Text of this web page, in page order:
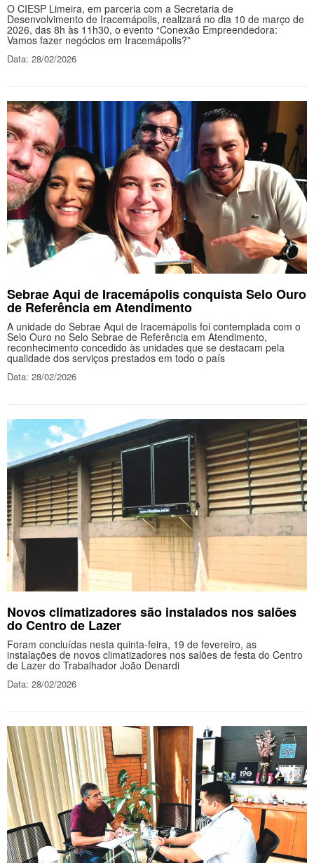
O CIESP Limeira, em parceria com a Secretaria de
Desenvolvimento de Iracemápolis, realizará no dia 10 de março de
2026, das 8h às 11h30, o evento “Conexão Empreendedora:
Vamos fazer negócios em Iracemápolis?”
Data: 28/02/2026
Sebrae Aqui de Iracemápolis conquista Selo Ouro
de Referência em Atendimento
A unidade do Sebrae Aqui de Iracemápolis foi contemplada com o
Selo Ouro no Selo Sebrae de Referência em Atendimento,
reconhecimento concedido às unidades que se destacam pela
qualidade dos serviços prestados em todo o país
Data: 28/02/2026
Novos climatizadores são instalados nos salões
do Centro de Lazer
Foram concluídas nesta quinta-feira, 19 de fevereiro, as
instalações de novos climatizadores nos salões de festa do Centro
de Lazer do Trabalhador João Denardi
Data: 28/02/2026